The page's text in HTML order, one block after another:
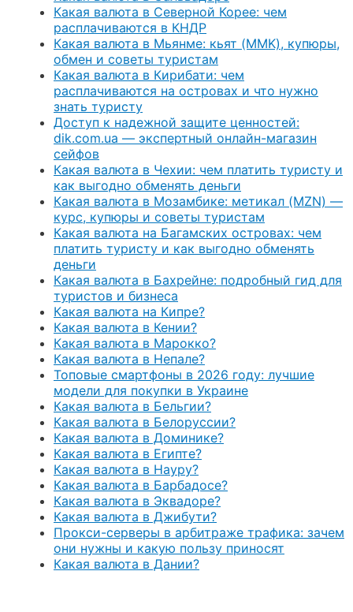
Какая валюта в Северной Корее: чем
расплачиваются в КНДР
Какая валюта в Мьянме: кьят (MMK), купюры,
обмен и советы туристам
Какая валюта в Кирибати: чем
расплачиваются на островах и что нужно
знать туристу
Доступ к надежной защите ценностей:
dik.com.ua — экспертный онлайн-магазин
сейфов
Какая валюта в Чехии: чем платить туристу и
как выгодно обменять деньги
Какая валюта в Мозамбике: метикал (MZN) —
курс, купюры и советы туристам
Какая валюта на Багамских островах: чем
платить туристу и как выгодно обменять
деньги
Какая валюта в Бахрейне: подробный гид для
туристов и бизнеса
Какая валюта на Кипре?
Какая валюта в Кении?
Какая валюта в Марокко?
Какая валюта в Непале?
Топовые смартфоны в 2026 году: лучшие
модели для покупки в Украине
Какая валюта в Бельгии?
Какая валюта в Белоруссии?
Какая валюта в Доминике?
Какая валюта в Египте?
Какая валюта в Науру?
Какая валюта в Барбадосе?
Какая валюта в Эквадоре?
Какая валюта в Джибути?
Прокси-серверы в арбитраже трафика: зачем
они нужны и какую пользу приносят
Какая валюта в Дании?